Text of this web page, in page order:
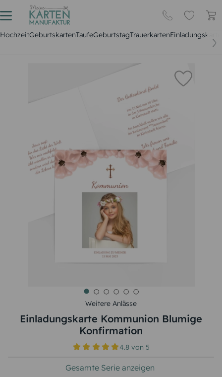
HochzeitGeburtskartenTaufeGeburtstagTrauerkarten
Weitere Anlässe
Einladungskarte Kommunion Blumige
Konfirmation
4.8 von5
Gesamte Serie anzeigen